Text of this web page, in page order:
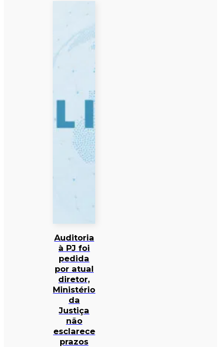
Auditoria
à PJ foi
pedida
por atual
diretor,
Ministério
da
Justiça
não
esclarece
prazos